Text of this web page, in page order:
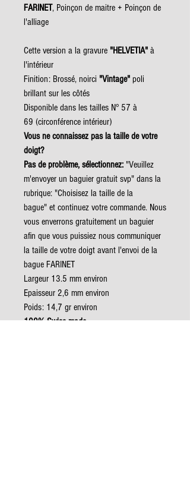
FARINET, Poinçon de maitre + Poinçon de
l'alliage
Cette version a la gravure "HELVETIA" à
l'intérieur
Finition: Brossé, noirci "Vintage" poli
brillant sur les côtés
Disponible dans les tailles N° 57 à
69 (circonférence intérieur)
Vous ne connaissez pas la taille de votre
doigt?
Pas de problème, sélectionnez: "Veuillez
m'envoyer un baguier gratuit svp" dans la
rubrique: "Choisisez la taille de la
bague" et continuez votre commande. Nous
vous enverrons gratuitement un baguier
afin que vous puissiez nous communiquer
la taille de votre doigt avant l'envoi de la
bague FARINET
Largeur 13.5 mm environ
Epaisseur 2,6 mm environ
Poids: 14,7 gr environ
100% Swiss made